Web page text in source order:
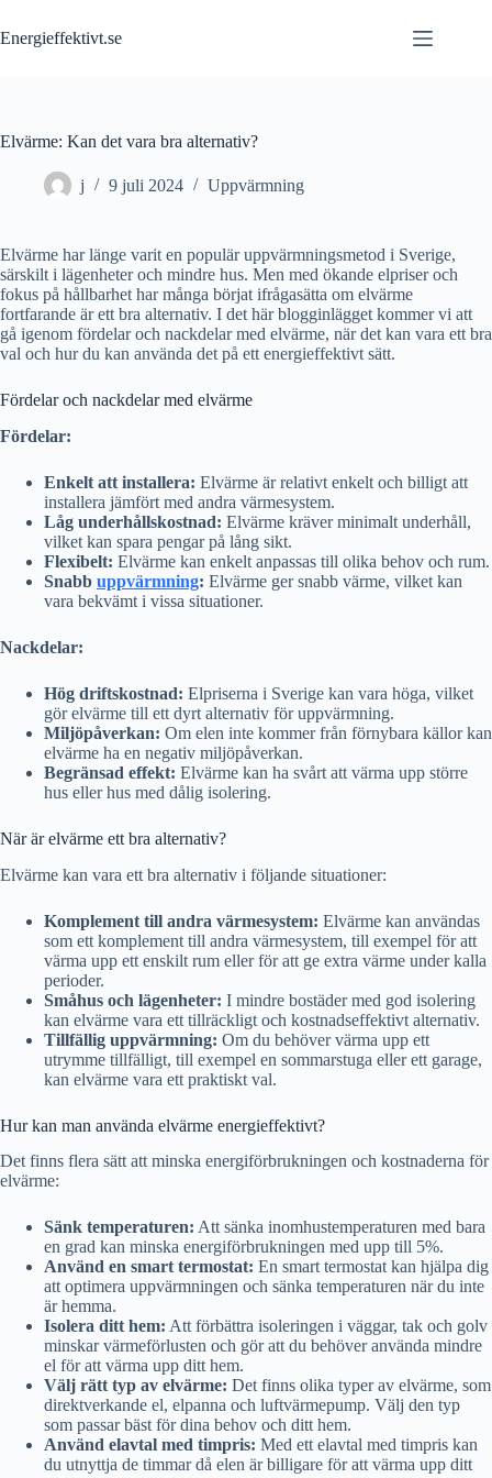
to
content
Energieffektivt.se
Elvärme: Kan det vara bra alternativ?
j 9 juli 2024 Uppvärmning
Elvärme har länge varit en populär uppvärmningsmetod i Sverige,
särskilt i lägenheter och mindre hus. Men med ökande elpriser och
fokus på hållbarhet har många börjat ifrågasätta om elvärme
fortfarande är ett bra alternativ. I det här blogginlägget kommer vi att
gå igenom fördelar och nackdelar med elvärme, när det kan vara ett bra
val och hur du kan använda det på ett energieffektivt sätt.
Fördelar och nackdelar med elvärme
Fördelar:
Enkelt att installera: Elvärme är relativt enkelt och billigt att
installera jämfört med andra värmesystem.
Låg underhållskostnad: Elvärme kräver minimalt underhåll,
vilket kan spara pengar på lång sikt.
Flexibelt: Elvärme kan enkelt anpassas till olika behov och rum.
Snabb uppvärmning: Elvärme ger snabb värme, vilket kan
vara bekvämt i vissa situationer.
Nackdelar:
Hög driftskostnad: Elpriserna i Sverige kan vara höga, vilket
gör elvärme till ett dyrt alternativ för uppvärmning.
Miljöpåverkan: Om elen inte kommer från förnybara källor kan
elvärme ha en negativ miljöpåverkan.
Begränsad effekt: Elvärme kan ha svårt att värma upp större
hus eller hus med dålig isolering.
När är elvärme ett bra alternativ?
Elvärme kan vara ett bra alternativ i följande situationer:
Komplement till andra värmesystem: Elvärme kan användas
som ett komplement till andra värmesystem, till exempel för att
värma upp ett enskilt rum eller för att ge extra värme under kalla
perioder.
Småhus och lägenheter: I mindre bostäder med god isolering
kan elvärme vara ett tillräckligt och kostnadseffektivt alternativ.
Tillfällig uppvärmning: Om du behöver värma upp ett
utrymme tillfälligt, till exempel en sommarstuga eller ett garage,
kan elvärme vara ett praktiskt val.
Hur kan man använda elvärme energieffektivt?
Det finns flera sätt att minska energiförbrukningen och kostnaderna för
elvärme:
Sänk temperaturen: Att sänka inomhustemperaturen med bara
en grad kan minska energiförbrukningen med upp till 5%.
Använd en smart termostat: En smart termostat kan hjälpa dig
att optimera uppvärmningen och sänka temperaturen när du inte
är hemma.
Isolera ditt hem: Att förbättra isoleringen i väggar, tak och golv
minskar värmeförlusten och gör att du behöver använda mindre
el för att värma upp ditt hem.
Välj rätt typ av elvärme: Det finns olika typer av elvärme, som
direktverkande el, elpanna och luftvärmepump. Välj den typ
som passar bäst för dina behov och ditt hem.
Använd elavtal med timpris: Med ett elavtal med timpris kan
du utnyttja de timmar då elen är billigare för att värma upp ditt